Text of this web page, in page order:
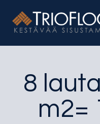
sisältöön
8
m2=